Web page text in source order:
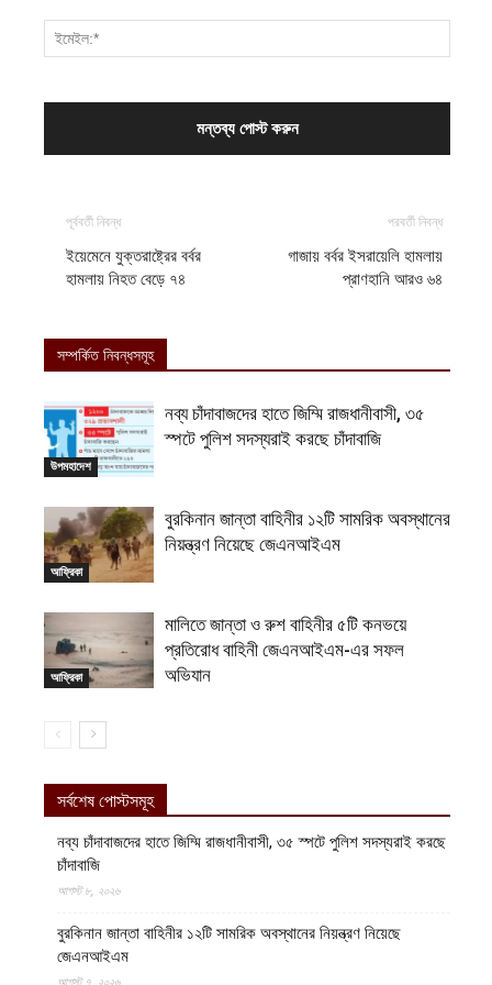
পূর্ববর্তী নিবন্ধ
ইয়েমেনে যুক্তরাষ্ট্রের বর্বর
হামলায় নিহত বেড়ে ৭৪
পরবর্তী নিবন্ধ
গাজায় বর্বর ইসরায়েলি হামলায়
প্রাণহানি আরও ৬৪
সম্পর্কিত নিবন্ধসমূহ
উপমহাদেশ
নব্য চাঁদাবাজদের হাতে জিম্মি রাজধানীবাসী, ৩৫
স্পটে পুলিশ সদস্যরাই করছে চাঁদাবাজি
আফ্রিকা
বুরকিনান জান্তা বাহিনীর ১২টি সামরিক অবস্থানের
নিয়ন্ত্রণ নিয়েছে জেএনআইএম
আফ্রিকা
মালিতে জান্তা ও রুশ বাহিনীর ৫টি কনভয়ে
প্রতিরোধ বাহিনী জেএনআইএম-এর সফল
অভিযান
সর্বশেষ পোস্টসমূহ
নব্য চাঁদাবাজদের হাতে জিম্মি রাজধানীবাসী, ৩৫ স্পটে পুলিশ সদস্যরাই করছে
চাঁদাবাজি
আগস্ট ৮, ২০২৬
বুরকিনান জান্তা বাহিনীর ১২টি সামরিক অবস্থানের নিয়ন্ত্রণ নিয়েছে
জেএনআইএম
আগস্ট ৭, ২০২৬